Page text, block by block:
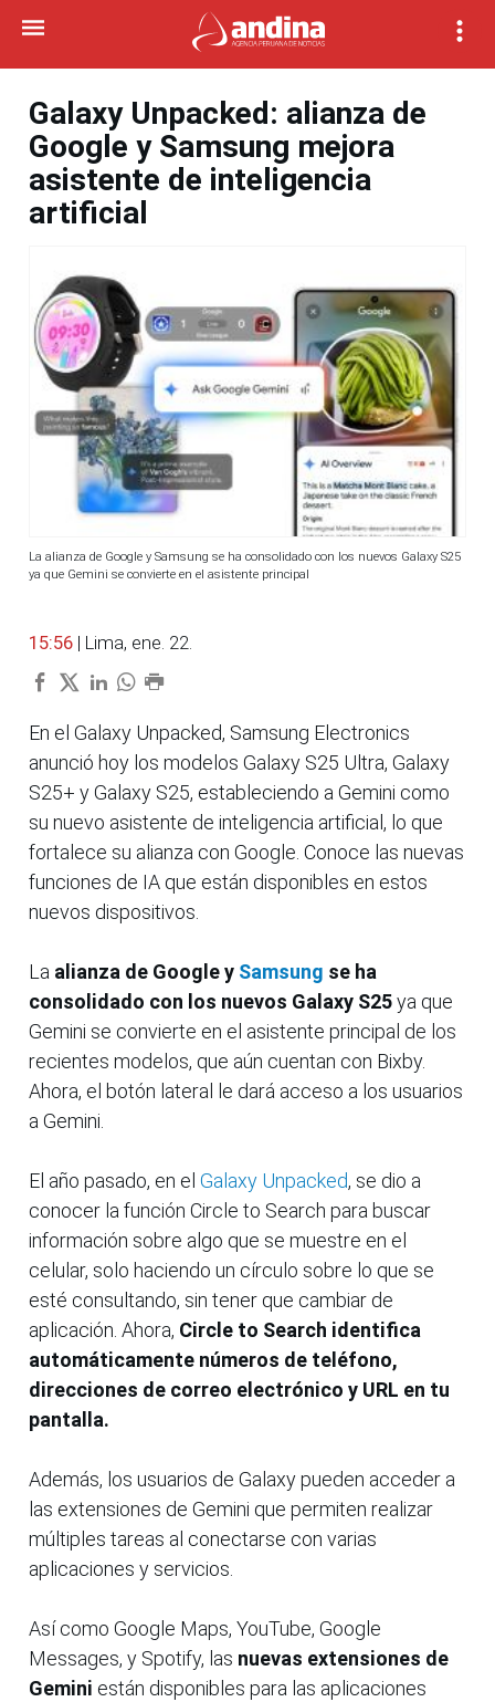
Galaxy Unpacked: alianza de
Google y Samsung mejora
asistente de inteligencia
artificial
La alianza de Google y Samsung se ha consolidado con los nuevos Galaxy S25
ya que Gemini se convierte en el asistente principal
15:56 | Lima, ene. 22.
En el Galaxy Unpacked, Samsung Electronics
anunció hoy los modelos Galaxy S25 Ultra, Galaxy
S25+ y Galaxy S25, estableciendo a Gemini como
su nuevo asistente de inteligencia artificial, lo que
fortalece su alianza con Google. Conoce las nuevas
funciones de IA que están disponibles en estos
nuevos dispositivos.
La alianza de Google y Samsung se ha
consolidado con los nuevos Galaxy S25ya que
Gemini se convierte en el asistente principal de los
recientes modelos, que aún cuentan con Bixby.
Ahora, el botón lateral le dará acceso a los usuarios
a Gemini.
El año pasado, en el Galaxy Unpacked, se dio a
conocer la función Circle to Search para buscar
información sobre algo que se muestre en el
celular, solo haciendo un círculo sobre lo que se
esté consultando, sin tener que cambiar de
aplicación. Ahora, Circle to Search identifica
automáticamente números de teléfono,
direcciones de correo electrónico y URL en tu
pantalla.
Además, los usuarios de Galaxy pueden acceder a
las extensiones de Gemini que permiten realizar
múltiples tareas al conectarse con varias
aplicaciones y servicios.
Así como Google Maps, YouTube, Google
Messages, y Spotify, las nuevas extensiones de
Gemini están disponibles para las aplicaciones